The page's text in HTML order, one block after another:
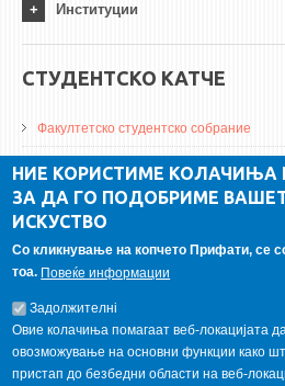
Институции
СТУДЕНТСКО КАТЧЕ
Факултетско студентско собрание
ДА Винчи магазин
Алумни асоцијација
ГАЛЕРИЈА
НИЕ КОРИСТИМЕ КОЛАЧИЊА
ЗА ДА ГО ПОДОБРИМЕ
ИСКУСТВО
Со кликнување на копчето Прифати, се
тоа. Повеќе информации
Задолжителнi
Овие колачиња помагаат веб-локацијата
овозможување на основни функции како
пристап до безбедни области на веб-